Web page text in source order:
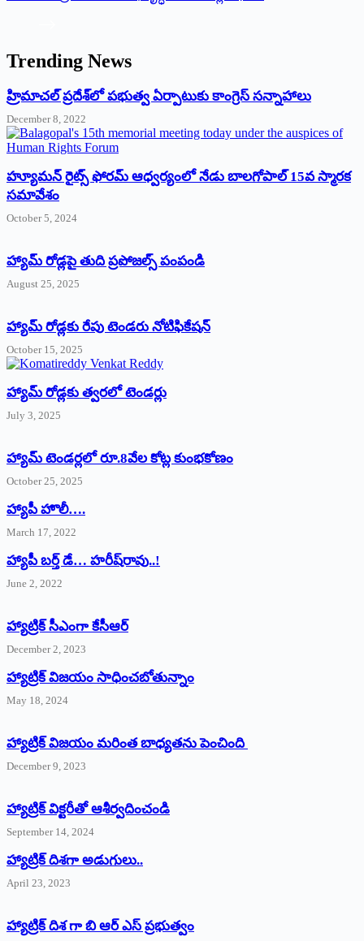
Trending News
‌హ్రిమాచల్‌ ‌ప్రదేశ్‌లో పభుత్వ ఏర్పాటుకు కాంగ్రెస్‌ ‌సన్నాహాలు
December 8, 2022
హ్యూమన్‌ రైట్స్‌ ఫోరమ్‌ ఆధ్వర్యంలో నేడు బాలగోపాల్‌ 15వ స్మారక
సమావేశం
October 5, 2024
హ్యామ్‌ రోడ్లపై తుది ప్రపోజల్స్‌ పంపండి
August 25, 2025
హ్యామ్‌ రోడ్లకు రేపు టెండరు నోటిఫికేషన్‌
October 15, 2025
హ్యామ్‌ రోడ్లకు త్వరలో టెండర్లు
July 3, 2025
హ్యామ్‌ ‌టెండర్లలో రూ.8వేల కోట్ల కుంభకోణం
October 25, 2025
హ్యాపీ హొలీ….
March 17, 2022
హ్యాపీ బర్త్ ‌డే… హరీష్‌రావు..!
June 2, 2022
హ్యాట్రిక్‌ ‌సీఎంగా కేసీఆర్‌
December 2, 2023
హ్యాట్రిక్‌ విజయం సాధించబోతున్నాం
May 18, 2024
హ్యాట్రిక్ విజయం మరింత బాధ్యతను పెంచింది
December 9, 2023
హ్యాట్రిక్‌ ‌విక్టరీతో ఆశీర్వదించండి
September 14, 2024
‌హ్యాట్రిక్‌ ‌దిశగా అడుగులు..
April 23, 2023
హ్యాట్రిక్ దిశ గా బి ఆర్ ఎస్ ప్రభుత్వం